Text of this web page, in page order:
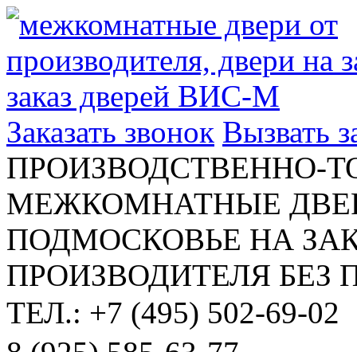
Заказать звонок Вызвать
ПРОИЗВОДСТВЕННО-
МЕЖКОМНАТНЫЕ
ПОДМОСКОВЬЕ НА
ПРОИЗВОДИТЕЛЯ БЕЗ
ТЕЛ.: +7 (495) 502-69-02